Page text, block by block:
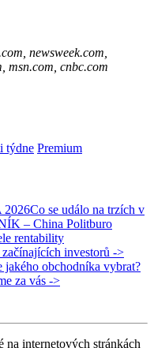
newsweek.com,
msn.com, cnbc.com
týdne Premium
2026Co se událo na trzích v
– China Politburo
rentability
investorů ->
jakého obchodníka vybrat?
za vás ->
na internetových stránkách